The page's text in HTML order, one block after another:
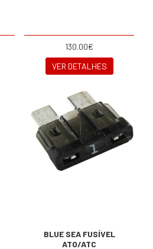
130.00€
VER DETALHES
BLUE SEA FUSÍVEL
ATO/ATC